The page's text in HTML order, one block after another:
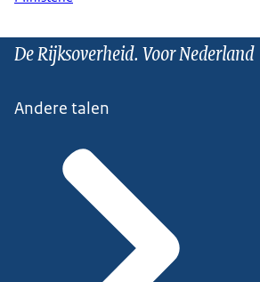
De Rijksoverheid. Voor Nederland
Andere talen